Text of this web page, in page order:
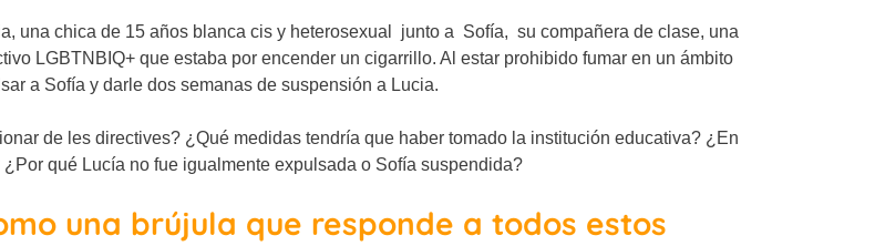
una chica de 15 años blanca cis y heterosexual junto a Sofía, su compañera de clase, una
LGBTNBIQ+ que estaba por encender un cigarrillo. Al estar prohibido fumar en un ámbito
a Sofía y darle dos semanas de suspensión a Lucia.
de les directives? ¿Qué medidas tendría que haber tomado la institución educativa? ¿En
qué Lucía no fue igualmente expulsada o Sofía suspendida?
una brújula que responde a todos estos